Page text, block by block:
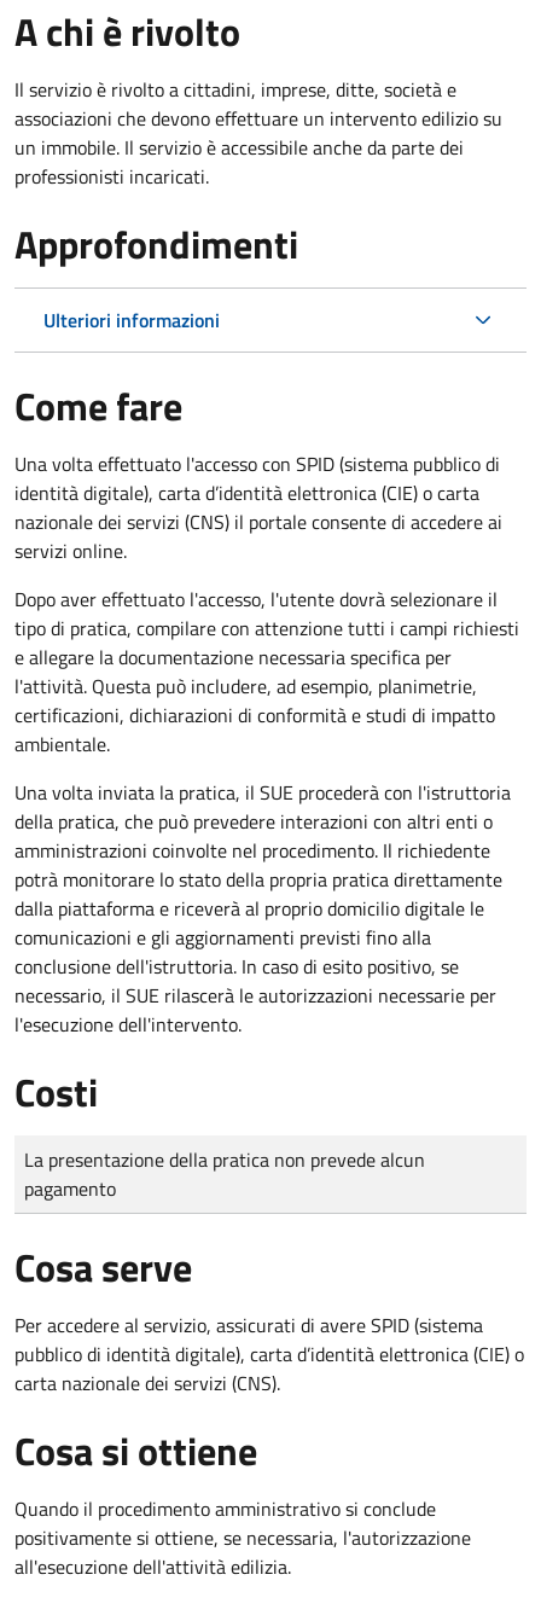
A chi è rivolto
Il servizio è rivolto a cittadini, imprese, ditte, società e
associazioni che devono effettuare un intervento edilizio su
un immobile. Il servizio è accessibile anche da parte dei
professionisti incaricati.
Approfondimenti
Ulteriori informazioni
Come fare
Una volta effettuato l'accesso con SPID (sistema pubblico di
identità digitale), carta d’identità elettronica (CIE) o carta
nazionale dei servizi (CNS) il portale consente di accedere ai
servizi online.
Dopo aver effettuato l'accesso, l'utente dovrà selezionare il
tipo di pratica, compilare con attenzione tutti i campi richiesti
e allegare la documentazione necessaria specifica per
l'attività. Questa può includere, ad esempio, planimetrie,
certificazioni, dichiarazioni di conformità e studi di impatto
ambientale.
Una volta inviata la pratica, il SUE procederà con l'istruttoria
della pratica, che può prevedere interazioni con altri enti o
amministrazioni coinvolte nel procedimento. Il richiedente
potrà monitorare lo stato della propria pratica direttamente
dalla piattaforma e riceverà al proprio domicilio digitale le
comunicazioni e gli aggiornamenti previsti fino alla
conclusione dell'istruttoria. In caso di esito positivo, se
necessario, il SUE rilascerà le autorizzazioni necessarie per
l'esecuzione dell'intervento.
Costi
Tipo di pagamento
Importo
La presentazione della pratica non prevede alcun
pagamento
Cosa serve
Per accedere al servizio, assicurati di avere SPID (sistema
pubblico di identità digitale), carta d’identità elettronica (CIE) o
carta nazionale dei servizi (CNS).
Cosa si ottiene
Quando il procedimento amministrativo si conclude
positivamente si ottiene, se necessaria, l'autorizzazione
all'esecuzione dell'attività edilizia.